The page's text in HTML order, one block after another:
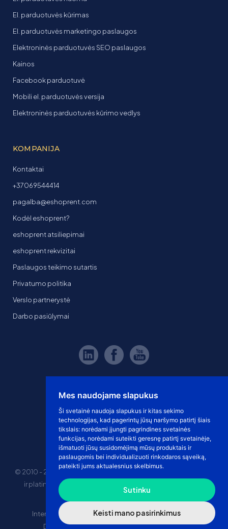
Mes naudojame slapukus
Ši svetainė naudoja slapukus ir kitas sekimo
technologijas, kad pagerintų jūsų naršymo patirtį šiais
tikslais: norėdami įjungti pagrindines svetainės
funkcijas, norėdami suteikti geresnę patirtį svetainėje,
išmatuoti jūsų susidomėjimą mūsų produktais ir
paslaugomis bei individualizuoti rinkodaros sąveiką,
pateikti jums aktualesnius skelbimus.
Sutinku
Keisti mano pasirinkimus
El. parduotuvės kūrimas
El. parduotuvės marketingo paslaugos
Elektroninės parduotuvės SEO paslaugos
Kainos
Facebook parduotuvė
Mobili el. parduotuvės versija
Elektroninės parduotuvės kūrimo vedlys
KOMPANIJA
Kontaktai
+37069544414
pagalba@eshoprent.com
Kodėl eshoprent?
eshoprent atsiliepimai
eshoprent rekvizitai
Paslaugos teikimo sutartis
Privatumo politika
Verslo partnerystė
Darbo pasiūlymai
© 2010 - 2026 eshoprent prekinis ženklas saugomas. Kopijuoti
ir platinti svetainės turinį be sutikimo griežtai draudžiama.
Internetinė prekyba
El. parduotuvės nuomos kaina
Drophipping prekyba
Marketplace prekyba